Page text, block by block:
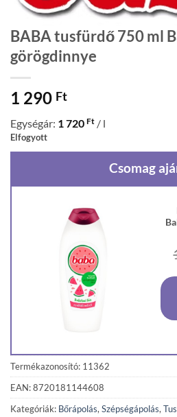
BABA tusfürdő 750 ml
görögdinnye
1 290 Ft
Egységár: 1 720 Ft / l
Elfogyott
Csomag
Termékazonosító: 11362
EAN: 8720181144608
Kategóriák: Bőrápolás, Szépségápolás,